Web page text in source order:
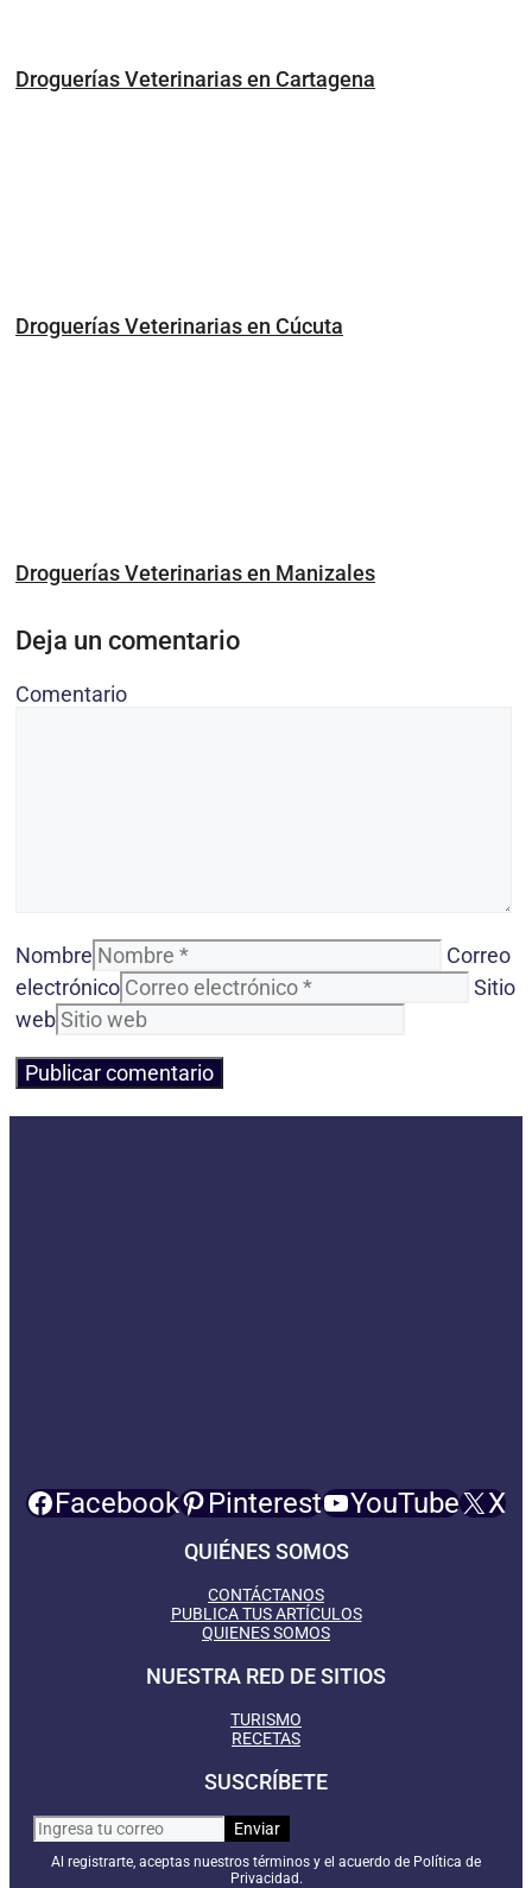
Droguerías Veterinarias en Cartagena
Droguerías Veterinarias en Cúcuta
Droguerías Veterinarias en Manizales
Deja un comentario
Comentario
Nombre
Correo
electrónico
Sitio
web
Facebook Pinterest YouTube X
QUIÉNES SOMOS
CONTÁCTANOS
PUBLICA TUS ARTÍCULOS
QUIENES SOMOS
NUESTRA RED DE SITIOS
TURISMO
RECETAS
SUSCRÍBETE
Al registrarte, aceptas nuestros términos y el acuerdo de Política de
Privacidad.